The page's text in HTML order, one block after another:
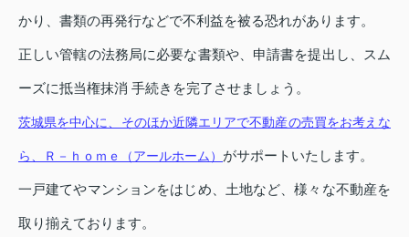
かり、書類の再発行などで不利益を被る恐れがあります。
正しい管轄の法務局に必要な書類や、申請書を提出し、スム
ーズに抵当権抹消 手続きを完了させましょう。
茨城県を中心に、そのほか近隣エリアで不動産の売買をお考えな
ら、Ｒ－ｈｏｍｅ（アールホーム） がサポートいたします。
一戸建てやマンションをはじめ、土地など、様々な不動産を
取り揃えております。